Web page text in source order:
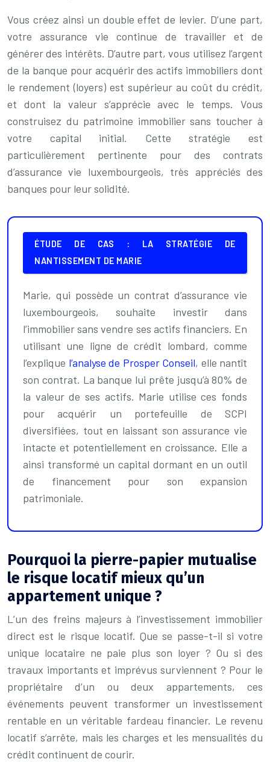
Vous créez ainsi un double effet de levier. D’une part,
votre assurance vie continue de travailler et de
générer des intérêts. D’autre part, vous utilisez l’argent
de la banque pour acquérir des actifs immobiliers dont
le rendement (loyers) est supérieur au coût du crédit,
et dont la valeur s’apprécie avec le temps. Vous
construisez du patrimoine immobilier sans toucher à
votre capital initial. Cette stratégie est
particulièrement pertinente pour des contrats
d’assurance vie luxembourgeois, très appréciés des
banques pour leur solidité.
ÉTUDE DE CAS : LA STRATÉGIE DE
NANTISSEMENT DE MARIE
Marie, qui possède un contrat d’assurance vie
luxembourgeois, souhaite investir dans
l’immobilier sans vendre ses actifs financiers. En
utilisant une ligne de crédit lombard, comme
l’explique l’analyse de Prosper Conseil, elle nantît
son contrat. La banque lui prête jusqu’à 80% de
la valeur de ses actifs. Marie utilise ces fonds
pour acquérir un portefeuille de SCPI
diversifiées, tout en laissant son assurance vie
intacte et potentiellement en croissance. Elle a
ainsi transformé un capital dormant en un outil
de financement pour son expansion
patrimoniale.
Pourquoi la pierre-papier mutualise
le risque locatif mieux qu’un
appartement unique ?
L’un des freins majeurs à l’investissement immobilier
direct est le risque locatif. Que se passe-t-il si votre
unique locataire ne paie plus son loyer ? Ou si des
travaux importants et imprévus surviennent ? Pour le
propriétaire d’un ou deux appartements, ces
événements peuvent transformer un investissement
rentable en un véritable fardeau financier. Le revenu
locatif s’arrête, mais les charges et les mensualités du
crédit continuent de courir.